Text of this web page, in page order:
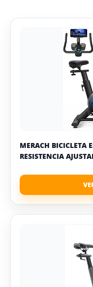
MERACH BICICLETA
RESISTENCIA